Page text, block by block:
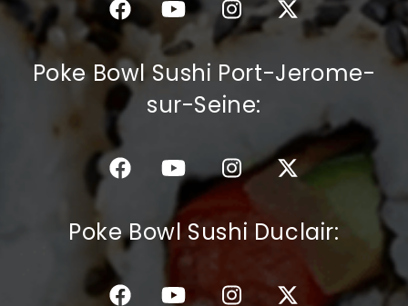
Poke Bowl Sushi Port-Jerome-
sur-Seine:
Poke Bowl Sushi Duclair: